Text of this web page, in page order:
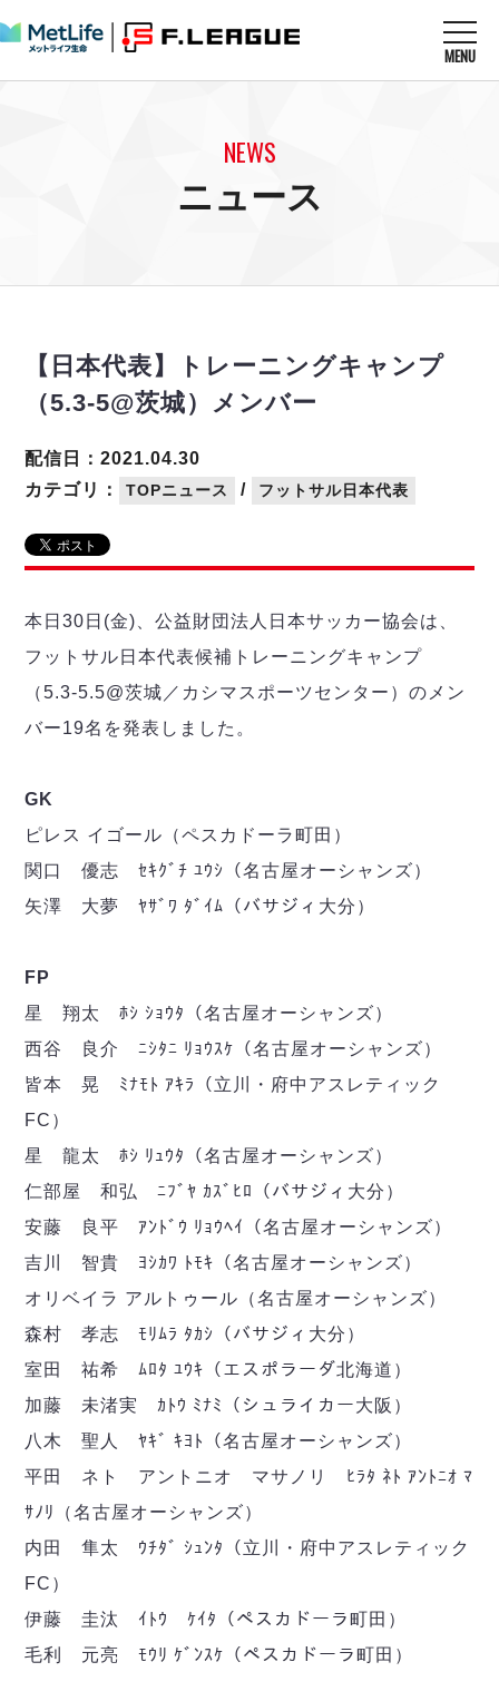
MENU
U-23選抜
メディア情報
フットサル日本代表
戦績表
警告・退場・出場停止選手
個人ランキング｜ゴール
個人ランキング｜シュート
個人ランキング｜シュート成功率
メットライフ生命Ｆ２リーグ
試合日程
順位表
戦績表
警告・退場・出場停止選手
個人ランキング｜シュート成功率
個人ランキング｜第2PK
メットライフ生命Ｆリーグカップ 2026
大会概要
アリーナ情報
チケット情報
過去の記録
エスポラーダ北海道
バルドラール浦安
しながわシティ
立川アスレティックFC
ペスカドーラ町田
湘南ベルマーレ
名古屋オーシャンズ
シュライカー大阪
ボルクバレット北九州
バサジィ大分
ヴォスクオーレ仙台
リガーレヴィア葛飾
Y．S．C．C．横浜
デウソン神戸
ポルセイド浜田
ミラクルスマイル新居浜
アリーナ情報 ARENA
リーグ概要 ABOUT US
リーグ概要
日本フットサルリーグについて
大会概要
リーグ要項
クラブライセンス関連
過去の記録 ARCHIVE
過去の試合記録
ディビジョン1 試合記録
ディビジョン2 試合記録
記念ゴール
ハットトリック
エスポラーダ北海道
バルドラール浦安
フウガドールすみだ
しながわシティ
立川アスレティックFC
ペスカドーラ町田
湘南ベルマーレ
ボアルース長野
名古屋オーシャンズ
シュライカー大阪
ボルクバレット北九州
選手の通算記録（Ｆ２）
ヴォスクオーレ仙台
マルバ水戸FC
リガーレヴィア葛飾
Y．S．C．C．横浜
ヴィンセドール白山
アグレミーナ浜松
プロジェクト PROJECT
ABeam AWARD
DIVISION01
FOLLOW US!
NEWS
ニュース
【日本代表】トレーニングキャンプ
（5.3-5@茨城）メンバー
カテゴリ： TOPニュース / フットサル日本代表
配信日：2021.04.30
本日30日(金)、公益財団法人日本サッカー協会は、
フットサル日本代表候補トレーニングキャンプ
（5.3-5.5@茨城／カシマスポーツセンター）のメン
バー19名を発表しました。
GK
ピレス イゴール（ペスカドーラ町田）
関口 優志 ｾｷｸﾞﾁ ﾕｳｼ（名古屋オーシャンズ）
矢澤 大夢 ﾔｻﾞﾜ ﾀﾞｲﾑ（バサジィ大分）
FP
星 翔太 ﾎｼ ｼｮｳﾀ（名古屋オーシャンズ）
西谷 良介 ﾆｼﾀﾆ ﾘｮｳｽｹ（名古屋オーシャンズ）
皆本 晃 ﾐﾅﾓﾄ ｱｷﾗ（立川・府中アスレティック
FC）
星 龍太 ﾎｼ ﾘｭｳﾀ（名古屋オーシャンズ）
仁部屋 和弘 ﾆﾌﾞﾔ ｶｽﾞﾋﾛ（バサジィ大分）
安藤 良平 ｱﾝﾄﾞｳ ﾘｮｳﾍｲ（名古屋オーシャンズ）
吉川 智貴 ﾖｼｶﾜ ﾄﾓｷ（名古屋オーシャンズ）
オリベイラ アルトゥール（名古屋オーシャンズ）
森村 孝志 ﾓﾘﾑﾗ ﾀｶｼ（バサジィ大分）
室田 祐希 ﾑﾛﾀ ﾕｳｷ（エスポラーダ北海道）
加藤 未渚実 ｶﾄｳ ﾐﾅﾐ（シュライカー大阪）
八木 聖人 ﾔｷﾞ ｷﾖﾄ（名古屋オーシャンズ）
平田 ネト アントニオ マサノリ ﾋﾗﾀ ﾈﾄ ｱﾝﾄﾆｵ ﾏ
ｻﾉﾘ（名古屋オーシャンズ）
内田 隼太 ｳﾁﾀﾞ ｼｭﾝﾀ（立川・府中アスレティック
FC）
伊藤 圭汰 ｲﾄｳ ｹｲﾀ（ペスカドーラ町田）
毛利 元亮 ﾓｳﾘ ｹﾞﾝｽｹ（ペスカドーラ町田）